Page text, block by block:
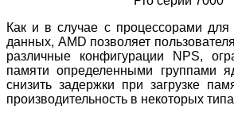
Как и в случае с процессорами для
данных, AMD позволяет
различные конфигурации NPS,
памяти определенными группами
снизить задержки при загрузке
производительность в некоторых